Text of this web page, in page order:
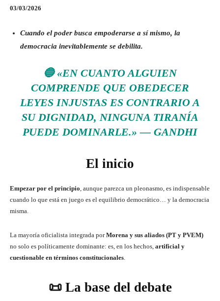
03/03/2026
Cuando el poder busca empoderarse a sí mismo, la
democracia inevitablemente se debilita.
🔵«EN CUANTO ALGUIEN
COMPRENDE QUE OBEDECER
LEYES INJUSTAS ES CONTRARIO A
SU DIGNIDAD, NINGUNA TIRANÍA
PUEDE DOMINARLE.» — GANDHI
El inicio
Empezar por el principio , aunque parezca un pleonasmo, es indispensable
cuando lo que está en juego es el equilibrio democrático… y la democracia
misma.
La mayoría oficialista integrada porMorena y sus aliados (PT y PVEM)
no solo es políticamente dominante: es, en los hechos, artificial y
cuestionable en términos constitucionales
📜 La base del debate